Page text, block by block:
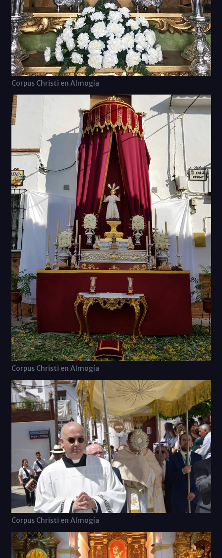
Corpus Christi en Almogía
Corpus Christi en Almogía
Corpus Christi en Almogía